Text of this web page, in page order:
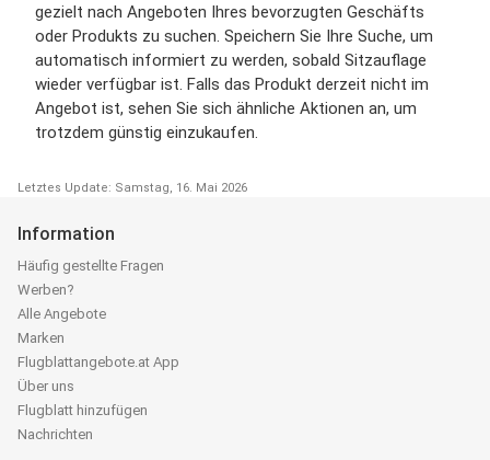
gezielt nach Angeboten Ihres bevorzugten Geschäfts
oder Produkts zu suchen. Speichern Sie Ihre Suche, um
automatisch informiert zu werden, sobald Sitzauflage
wieder verfügbar ist. Falls das Produkt derzeit nicht im
Angebot ist, sehen Sie sich ähnliche Aktionen an, um
trotzdem günstig einzukaufen.
Letztes Update: Samstag, 16. Mai 2026
Information
Häufig gestellte Fragen
Werben?
Alle Angebote
Marken
Flugblattangebote.at App
Über uns
Flugblatt hinzufügen
Nachrichten